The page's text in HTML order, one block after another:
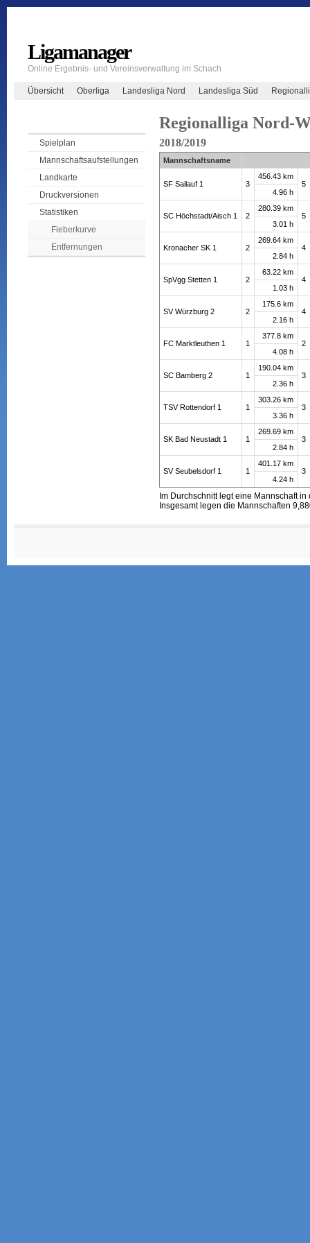
Ligamanager
Online Ergebnis- und Vereinsverwaltung im Schach
Übersicht Oberliga Landesliga Nord Landesliga Süd
Spielplan
Mannschaftsaufstellungen
Landkarte
Druckversionen
Statistiken
Fieberkurve
Entfernungen
Regionalliga Nord-
2018/2019
Mannschaftsname
SF Sailauf 1 3
456.43 km
5
4.96 h
SC Höchstadt/Aisch 1 2
280.39 km
5
3.01 h
Kronacher SK 1 2
269.64 km
4
2.84 h
SpVgg Stetten 1 2
63.22 km
4
1.03 h
SV Würzburg 2 2
175.6 km
4
2.16 h
FC Marktleuthen 1 1
377.8 km
2
4.08 h
SC Bamberg 2 1
190.04 km
3
2.36 h
TSV Rottendorf 1 1
303.26 km
3
3.36 h
SK Bad Neustadt 1 1
269.69 km
3
2.84 h
SV Seubelsdorf 1 1
401.17 km
3
4.24 h
Im Durchschnitt legt eine Mannschaft
Insgesamt legen die Mannschaften